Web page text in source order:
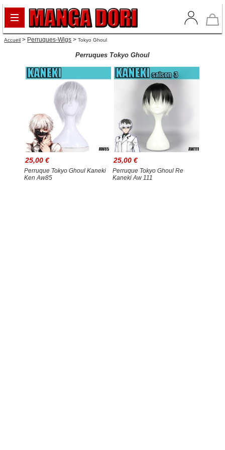
Accueil > Perruques-Wigs >Tokyo Ghoul
Perruques Tokyo Ghoul
25,00 €
Perruque Tokyo Ghoul Kaneki
Ken Aw85
25,00 €
Perruque Tokyo Ghoul Re
Kaneki Aw 111